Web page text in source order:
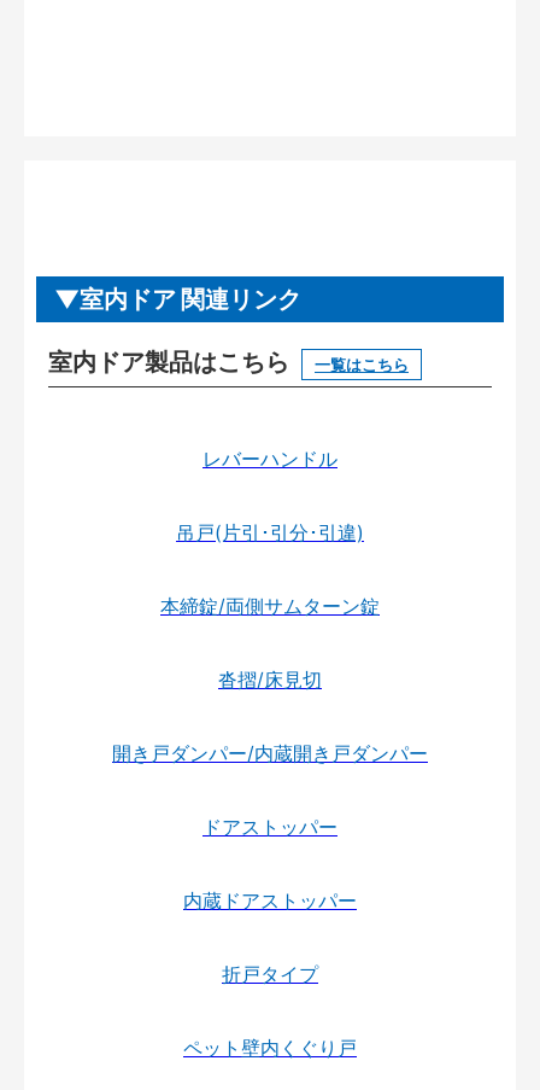
室内ドア 関連リンク
室内ドア製品はこちら 一覧はこちら
レバーハンドル
吊戸(片引･引分･引違)
本締錠/両側サムターン錠
沓摺/床見切
開き戸ダンパー/内蔵開き戸ダンパー
ドアストッパー
内蔵ドアストッパー
折戸タイプ
ペット壁内くぐり戸